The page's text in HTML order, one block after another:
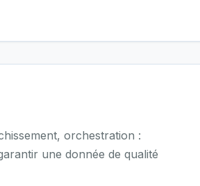
orchestration :
une donnée de qualité